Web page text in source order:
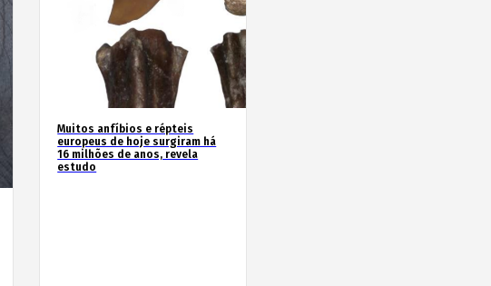
Muitos anfíbios e répteis
europeus de hoje surgiram há
16 milhões de anos, revela
estudo